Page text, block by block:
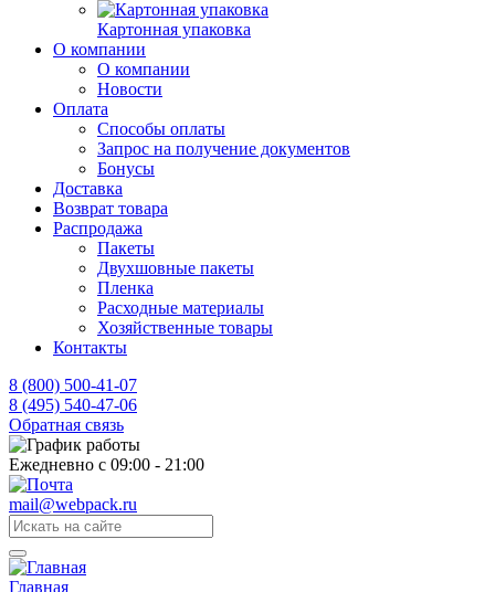
Картонная упаковка
О компании
О компании
Новости
Оплата
Способы оплаты
Запрос на получение документов
Бонусы
Доставка
Возврат товара
Распродажа
Пакеты
Двухшовные пакеты
Пленка
Расходные материалы
Хозяйственные товары
Контакты
8 (800) 500-41-07
8 (495) 540-47-06
Обратная связь
Ежедневно с 09:00 - 21:00
mail@webpack.ru
Главная